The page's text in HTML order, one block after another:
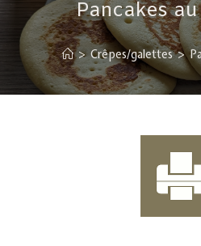
Pancakes
> Crêpes/galettes >